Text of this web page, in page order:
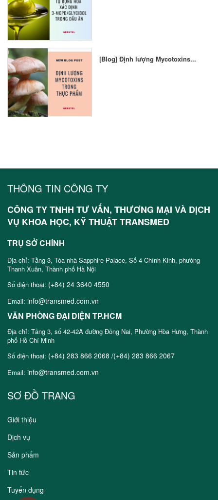
[Blog] Định lượng Mycotoxins...
THÔNG TIN CÔNG TY
CÔNG TY TNHH TƯ VẤN, THƯƠNG MẠI VÀ DỊCH
VỤ KHOA HỌC, KỸ THUẬT TRANSMED
TRỤ SỞ CHÍNH
Địa chỉ: Tầng 3, Tòa nhà Sapphire Palace, Số 4 Chính Kinh, phường
Thanh Xuân, Thành phố Hà Nội
Số điện thoại: (+84) 24 3640 4550
Email: info@transmed.com.vn
VĂN PHÒNG ĐẠI DIỆN TP.HCM
Địa chỉ: Tầng 3, số 42-42A đường Đồng Nai, Phường Hòa Hưng, Thành
phố Hồ Chí Minh
Số điện thoại: (+84) 283 866 2068 /(+84) 283 866 2067
Email: info@transmed.com.vn
SƠ ĐỒ TRANG
Giới thiệu
Dịch vụ
Sản phẩm
Tin tức
Tuyển dụng